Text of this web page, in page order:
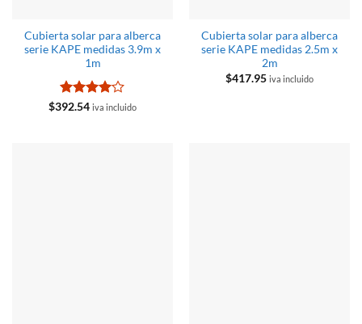
Cubierta solar para alberca
serie KAPE medidas 3.9m x
1m
Valorado
$392.54 iva incluido
Cubierta solar para alberca
serie KAPE medidas 2.5m x
2m
$417.95 iva incluido